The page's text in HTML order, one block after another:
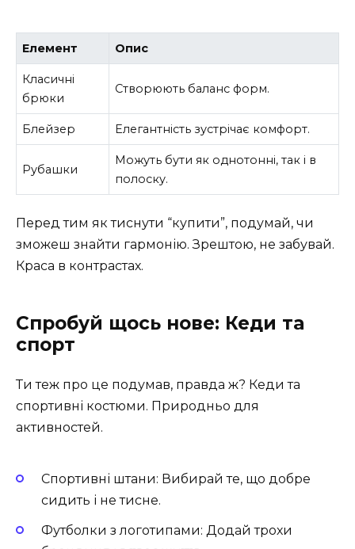
Елемент Опис
Класичні
брюки
Створюють баланс форм.
Блейзер Елегантність зустрічає комфорт.
Рубашки
Можуть бути як однотонні, так і в
полоску.
Перед тим як тиснути “купити”, подумай, чи
зможеш знайти гармонію. Зрештою, не забувай.
Краса в контрастах.
Спробуй щось нове: Кеди та
спорт
Ти теж про це подумав, правда ж? Кеди та
спортивні костюми. Природньо для
активностей.
Спортивні штани: Вибирай те, що добре
сидить і не тисне.
Футболки з логотипами: Додай трохи